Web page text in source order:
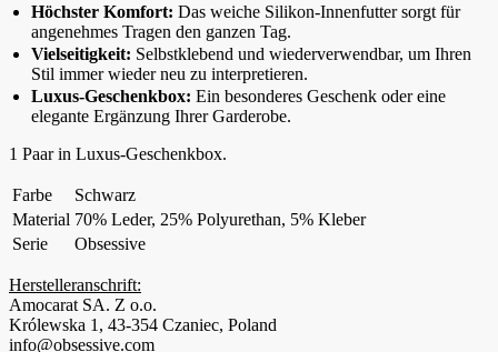
Höchster Komfort: Das weiche Silikon-Innenfutter sorgt für
angenehmes Tragen den ganzen Tag.
Vielseitigkeit: Selbstklebend und wiederverwendbar, um Ihren
Stil immer wieder neu zu interpretieren.
Luxus-Geschenkbox: Ein besonderes Geschenk oder eine
elegante Ergänzung Ihrer Garderobe.
1 Paar in Luxus-Geschenkbox.
Farbe
Schwarz
Material 70% Leder, 25% Polyurethan, 5% Kleber
Serie
Obsessive
Herstelleranschrift:
Amocarat SA. Z o.o.
Królewska 1, 43-354 Czaniec, Poland
info@obsessive.com